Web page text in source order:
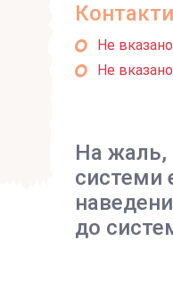
Контакти
Не вказано
Не вказано
На жаль,
системи
до